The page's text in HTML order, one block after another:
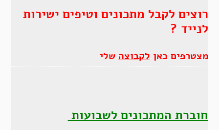
רוצים לקבל מתכונים וטיפים ישירות
לנייד ?
מצטרפים כאן לקבוצה שלי
חוברת המתכונים לשבועות